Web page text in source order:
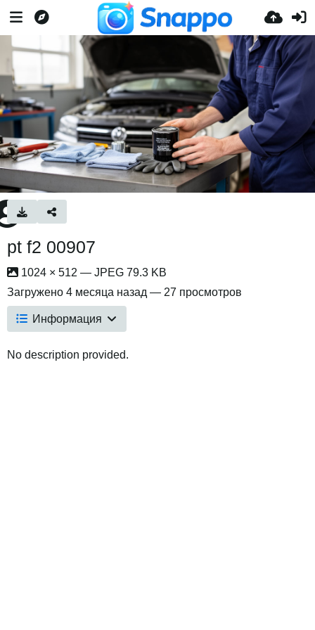
pt f2 00907
1024 × 512 — JPEG 79.3 KB
Загружено 4 месяца назад — 27 просмотров
Информация
No description provided.